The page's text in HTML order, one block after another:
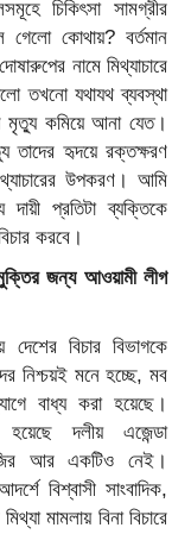
চিকিৎসা সামগ্রীর
গেলো কোথায়? বর্তমান
নামে মিথ্যাচারে
তখনো যথাযথ ব্যবস্থা
মৃত্যু কমিয়ে আনা যেত।
তাদের হৃদয়ে রক্তক্ষরণ
উপকরণ। আমি
প্রতিটা ব্যক্তিকে
করবে।
মুক্তির জন্য আওয়ামী লীগ
বিচার বিভাগকে
নিশ্চয়ই মনে হচ্ছে, মব
বাধ্য করা হয়েছে।
দলীয় এজেন্ডা
আর একটিও নেই।
বিশ্বাসী সাংবাদিক,
মামলায় বিনা বিচারে